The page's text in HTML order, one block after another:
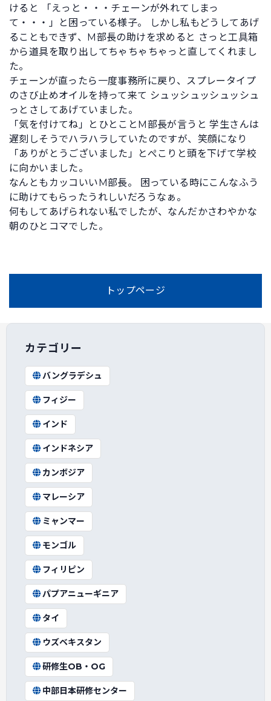
けると 「えっと・・・チェーンが外れてしまっ
て・・・」と困っている様子。 しかし私もどうしてあげ
ることもできず、M部長の助けを求めると さっと工具箱
から道具を取り出してちゃちゃちゃっと直してくれまし
た。
チェーンが直ったら一度事務所に戻り、スプレータイプ
のさび止めオイルを持って来て シュッシュッシュッシュ
っとさしてあげていました。
「気を付けてね」とひとことM部長が言うと 学生さんは
遅刻しそうでハラハラしていたのですが、笑顔になり
「ありがとうございました」とぺこりと頭を下げて学校
に向かいました。
なんともカッコいいM部長。 困っている時にこんなふう
に助けてもらったうれしいだろうなぁ。
何もしてあげられない私でしたが、なんだかさわやかな
朝のひとコマでした。
トップページ
カテゴリー
バングラデシュ
フィジー
インド
インドネシア
カンボジア
マレーシア
ミャンマー
モンゴル
フィリピン
パプアニューギニア
タイ
ウズベキスタン
研修生OB・OG
中部日本研修センター